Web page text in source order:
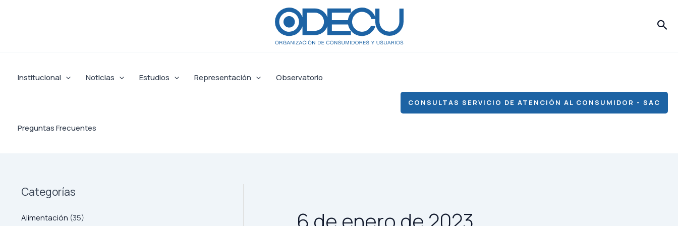
Institucional Noticias Estudios Representación Observatorio
Preguntas Frecuentes
CONSULTAS SERVICIO DE ATENCIÓN AL CONSUMIDOR - SAC
Categorías
Alimentación (35)